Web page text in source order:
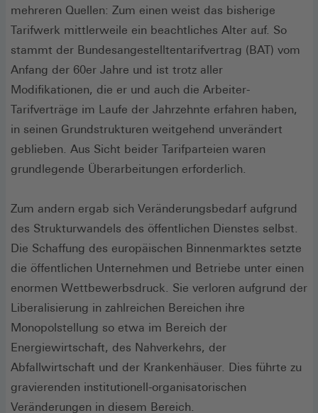
mehreren Quellen: Zum einen weist das bisherige
Tarifwerk mittlerweile ein beachtliches Alter auf. So
stammt der Bundesangestelltentarifvertrag (BAT) vom
Anfang der 60er Jahre und ist trotz aller
Modifikationen, die er und auch die Arbeiter-
Tarifverträge im Laufe der Jahrzehnte erfahren haben,
in seinen Grundstrukturen weitgehend unverändert
geblieben. Aus Sicht beider Tarifparteien waren
grundlegende Überarbeitungen erforderlich.
Zum andern ergab sich Veränderungsbedarf aufgrund
des Strukturwandels des öffentlichen Dienstes selbst.
Die Schaffung des europäischen Binnenmarktes setzte
die öffentlichen Unternehmen und Betriebe unter einen
enormen Wettbewerbsdruck. Sie verloren aufgrund der
Liberalisierung in zahlreichen Bereichen ihre
Monopolstellung so etwa im Bereich der
Energiewirtschaft, des Nahverkehrs, der
Abfallwirtschaft und der Krankenhäuser. Dies führte zu
gravierenden institutionell-organisatorischen
Veränderungen in diesem Bereich.